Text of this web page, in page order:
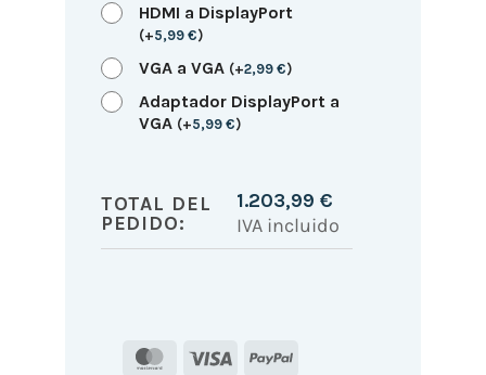
HDMI a DisplayPort
(+5,99 €)
VGA a VGA (+2,99 €)
Adaptador DisplayPort a
VGA (+5,99 €)
TOTAL DEL
PEDIDO:
1.203,99 €
IVA incluido
MasterCard
Visa
PayPal